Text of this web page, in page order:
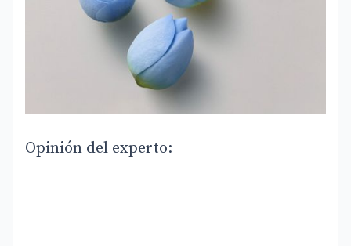
Opinión del experto: